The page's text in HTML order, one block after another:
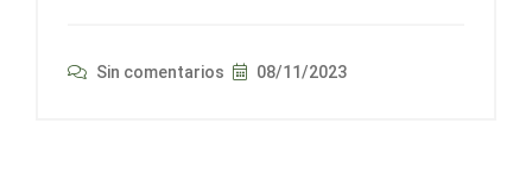
Sin comentarios 08/11/2023